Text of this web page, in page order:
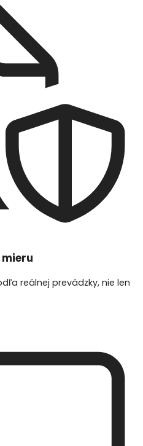
mieru
reálnej prevádzky, nie len